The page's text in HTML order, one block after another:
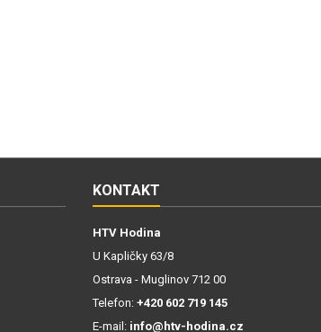
KONTAKT
HTV Hodina
U Kapličky 63/8
Ostrava - Muglinov 712 00
Telefon: +420 602 719 145
E-mail: info@htv-hodina.cz